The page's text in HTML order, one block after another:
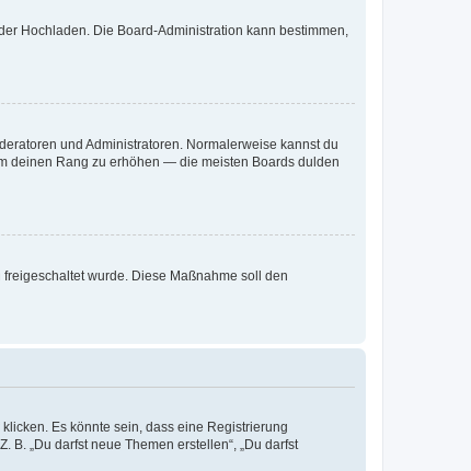
Hochladen. Die Board-Administration kann bestimmen,
und Administratoren. Normalerweise kannst du
deinen Rang zu erhöhen — die meisten Boards dulden
wurde. Diese Maßnahme soll den
Es könnte sein, dass eine Registrierung
„Du darfst neue Themen erstellen“, „Du darfst